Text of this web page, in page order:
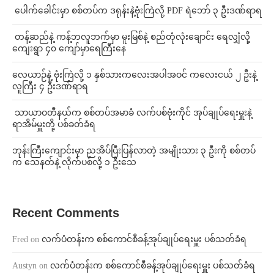
⁩ ⁨ပေါက်ခေါင်းမှာ စစ်တပ်က ဒရုန်းနဲ့ဗုံးကြဲလို့ PDF ရဲဘော် ၃ ဦးဒဏ်ရာရ
⁩ ⁨တန့်ဆည်နဲ့ ကန့်ဘလူဘက်မှာ မူးမြစ်နဲ့ စည်တုံလုံးချောင်း ရေလျှံလို့
ကျေးရွာ ၄၀ ကျော်မှာရေကြီးနေ
⁨လေယာဉ်နဲ့ ဗုံးကြဲလို့ ၁ နှစ်သားကလေးအပါအဝင် ကလေးငယ် ၂ ဦးနဲ့
လူကြီး ၄ ဦးဒဏ်ရာရ
⁩ ⁨သာယာဝတီနယ်က စစ်တပ်အမာခံ လက်ပစ်ဗုံးကိုင် အုပ်ချုပ်ရေးမှူးနဲ့
ရာအိမ်မှူးတို့ ပစ်ခတ်ခံရ
ဘုန်းကြီးကျောင်းမှာ ညအိပ်ပြီးပြန်လာတဲ့ အမျိုးသား ၃ ဦးကို စစ်တပ်
က သေနတ်နဲ့ လိုက်ပစ်လို့ ၁ ဦးသေ
Recent Comments
Fred on လက်ပံတန်းက စစ်ကောင်စီခန့်အုပ်ချုပ်ရေးမှူး ပစ်သတ်ခံရ
Austyn on လက်ပံတန်းက စစ်ကောင်စီခန့်အုပ်ချုပ်ရေးမှူး ပစ်သတ်ခံရ